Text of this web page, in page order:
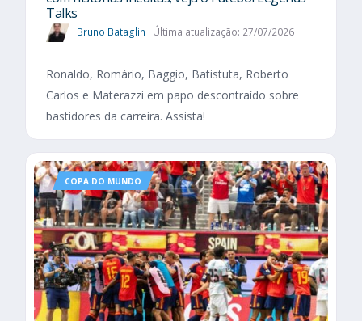
Talks
Bruno Bataglin Última atualização: 27/07/2026
Ronaldo, Romário, Baggio, Batistuta, Roberto
Carlos e Materazzi em papo descontraído sobre
bastidores da carreira. Assista!
COPA DO MUNDO